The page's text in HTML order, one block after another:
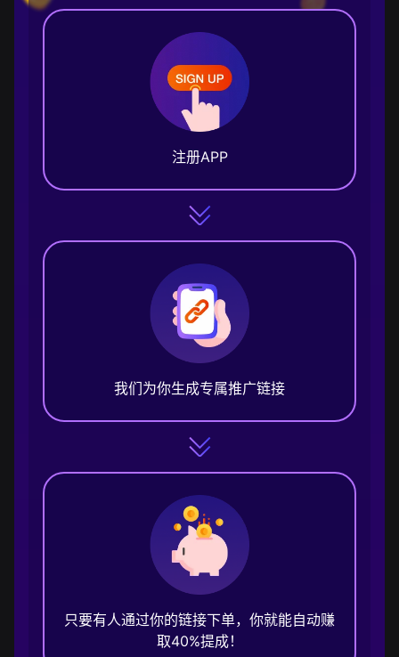
注册APP
我们为你生成专属推广链接
只要有人通过你的链接下单，你就能自动赚
取40%提成！